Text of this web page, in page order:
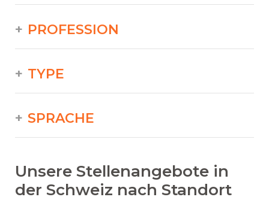
PROFESSION
TYPE
SPRACHE
Unsere Stellenangebote in
der Schweiz nach Standort